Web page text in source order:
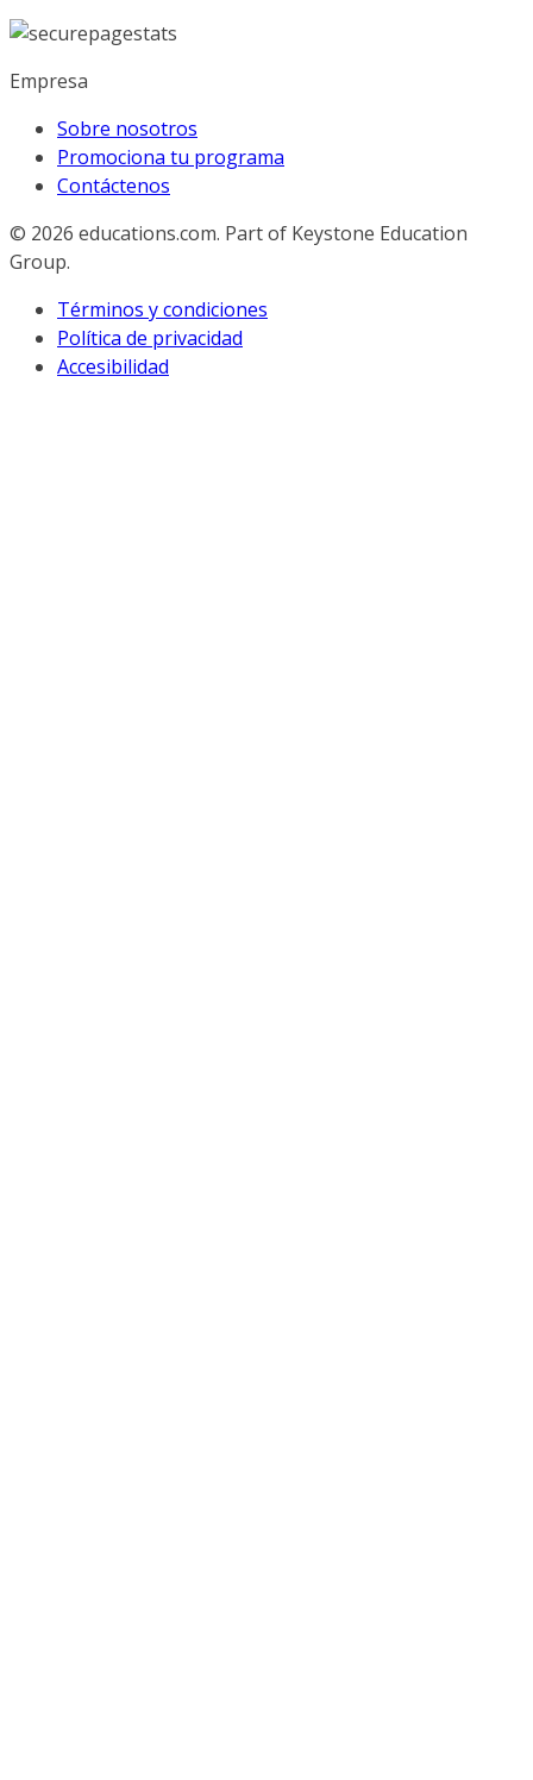
Empresa
Sobre nosotros
Promociona tu programa
Contáctenos
© 2026 educations.com. Part of Keystone Education
Group.
Términos y condiciones
Política de privacidad
Accesibilidad